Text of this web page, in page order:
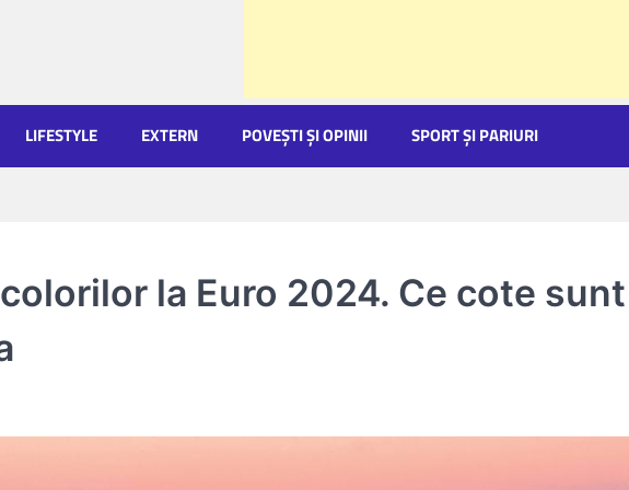
LIFESTYLE EXTERN POVEŞTI ŞI OPINII SPORT ŞI PARIURI
la Euro 2024. Ce cote